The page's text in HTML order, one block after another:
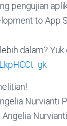
pengujian
to App
dalam?
Nurvianti
Angelia